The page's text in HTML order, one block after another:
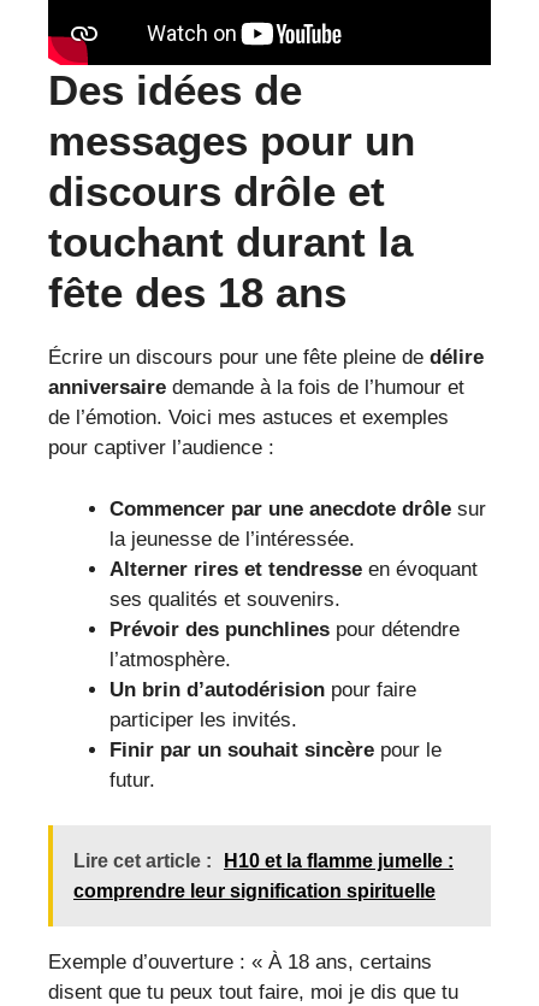
Des idées de
messages pour un
discours drôle et
touchant durant la
fête des 18 ans
Écrire un discours pour une fête pleine de délire
anniversaire demande à la fois de l’humour et
de l’émotion. Voici mes astuces et exemples
pour captiver l’audience :
Commencer par une anecdote drôle sur
la jeunesse de l’intéressée.
Alterner rires et tendresse en évoquant
ses qualités et souvenirs.
Prévoir des punchlines pour détendre
l’atmosphère.
Un brin d’autodérision pour faire
participer les invités.
Finir par un souhait sincère pour le
futur.
Lire cet article :
H10 et la flamme jumelle :
comprendre leur signification spirituelle
Exemple d’ouverture : « À 18 ans, certains
disent que tu peux tout faire, moi je dis que tu